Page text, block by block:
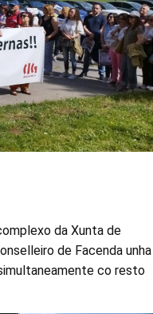
da Xunta de
de Facenda unha
co resto